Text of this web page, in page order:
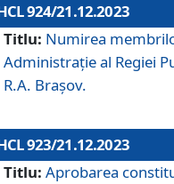
924/21.12.2023
Titlu: Numirea
Administraţie al Regiei
R.A. Brașov.
923/21.12.2023
Titlu: Aprobarea